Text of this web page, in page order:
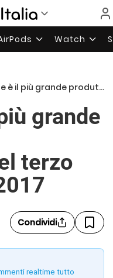
Watch
produttore di smartphone nel terzo trimestre del 2017
grande
terzo
Condividi
realtime tutto